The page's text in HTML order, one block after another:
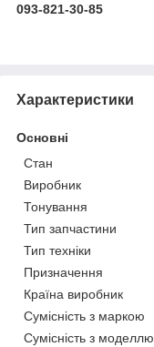
093-821-30-85
Характеристики
Основні
Стан
Виробник
Тонування
Тип запчастини
Тип техніки
Призначення
Країна виробник
Сумісність з маркою
Сумісність з моделлю